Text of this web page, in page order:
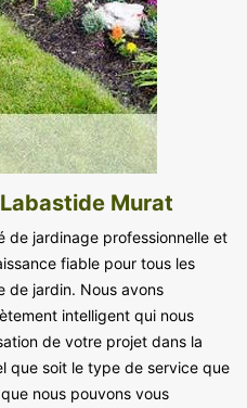
Murat
de jardinage professionnelle et
fiable pour tous les
de jardin. Nous avons
intelligent qui nous
de votre projet dans la
que soit le type de service que
nous pouvons vous